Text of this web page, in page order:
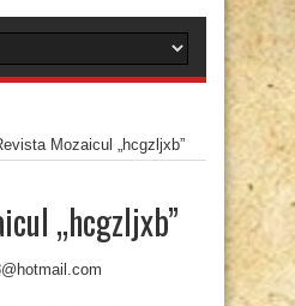
Mozaicul „hcgzljxb”
„hcgzljxb”